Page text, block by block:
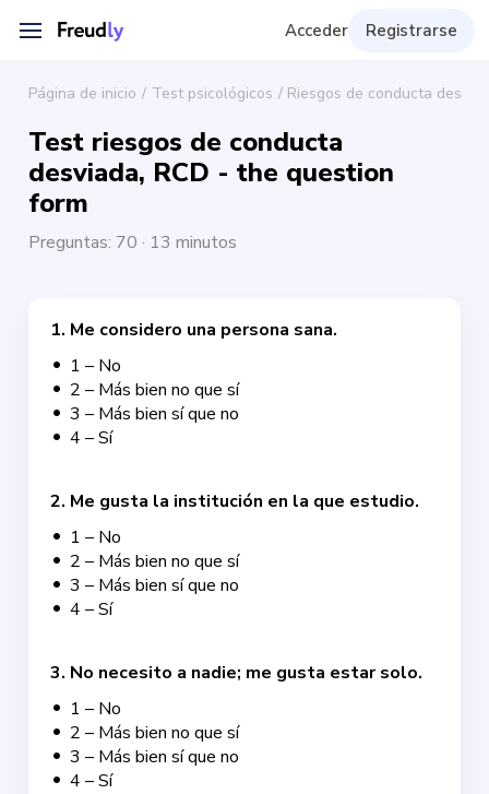
Acceder Registrarse
Página de inicio Test psicológicos Riesgos de conducta
Test riesgos de conducta
desviada, RCD - the question
form
Preguntas: 70 · 13 minutos
1. Me considero una persona sana.
1 – No
2 – Más bien no que sí
3 – Más bien sí que no
4 – Sí
2. Me gusta la institución en la que estudio.
1 – No
2 – Más bien no que sí
3 – Más bien sí que no
4 – Sí
3. No necesito a nadie; me gusta estar solo.
1 – No
2 – Más bien no que sí
3 – Más bien sí que no
4 – Sí